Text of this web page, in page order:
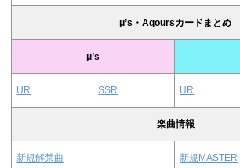
μ’s・Aqoursカードまとめ
μ’s
UR SSR UR
楽曲情報
新規解禁曲 新規MASTER